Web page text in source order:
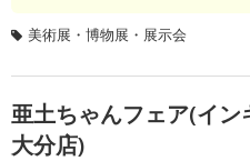
美術展・博物展・展示会
亜土ちゃんフェア(イ
大分店)